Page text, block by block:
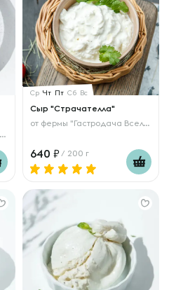
Ср Чт Пт Сб Вс
Сыр "Страчателла"
от фермы "Гастродача Вселуг"
640 / 200 г